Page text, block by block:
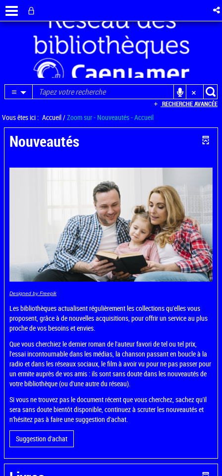
RECHERCHE AVANCÉE
Vous êtes ici : Accueil/Zoom sur - Nouveautés - Accueil
Nouveautés
Designed by Freepik
Les bibliothèques actualisent régulièrement les collections qu'elles vous
proposent, grâce à de nouvelles acquisitions, pour offrir un service au plus
proche de vos besoins et envies.
Que vous cherchiez le dernier roman de l'auteur favori de tel ou tel prix,
l'essai incontournable dans les médias, la chanson passant en boucle à la
radio et dans les réseaux sociaux, le film à avoir vu pour ne pas passer pour
un ermite auprès de vos amis : ils sont sans doute dans les nouveautés de
votre bibliothèque (ou d'une autre du réseau).
Si vous ne trouvez pas le document récent que vous cherchez, sachez qu'il
sera sans doute bientôt disponible, continuez à scruter les nouveautés et
n'hésitez pas à faire une suggestion d'achat.
Suggestion d'achat